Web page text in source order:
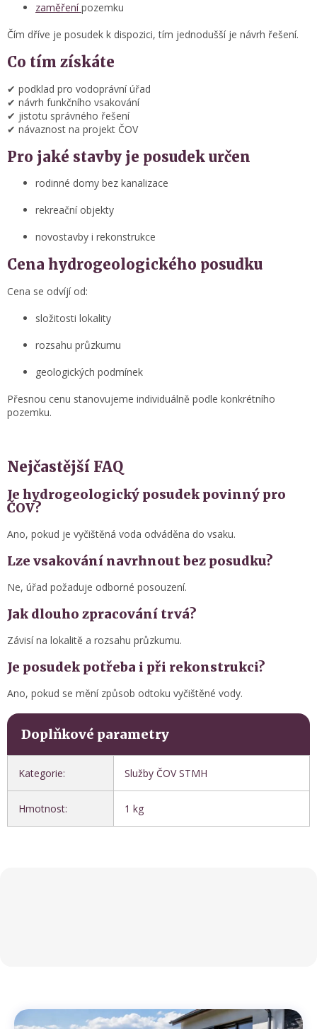
zaměřenípozemku
Čím dříve je posudek k dispozici, tím jednodušší je návrh řešení.
Co tím získáte
✔ podklad pro vodoprávní úřad
✔ návrh funkčního vsakování
✔ jistotu správného řešení
✔ návaznost na projekt ČOV
Pro jaké stavby je posudek určen
rodinné domy bez kanalizace
rekreační objekty
novostavby i rekonstrukce
Cena hydrogeologického posudku
Cena se odvíjí od:
složitosti lokality
rozsahu průzkumu
geologických podmínek
Přesnou cenu stanovujeme individuálně podle konkrétního
pozemku.
Nejčastější FAQ
Je hydrogeologický posudek povinný pro
ČOV?
Ano, pokud je vyčištěná voda odváděna do vsaku.
Lze vsakování navrhnout bez posudku?
Ne, úřad požaduje odborné posouzení.
Jak dlouho zpracování trvá?
Závisí na lokalitě a rozsahu průzkumu.
Je posudek potřeba i při rekonstrukci?
Ano, pokud se mění způsob odtoku vyčištěné vody.
Doplňkové parametry
Kategorie: Služby ČOV STMH
Hmotnost: 1 kg